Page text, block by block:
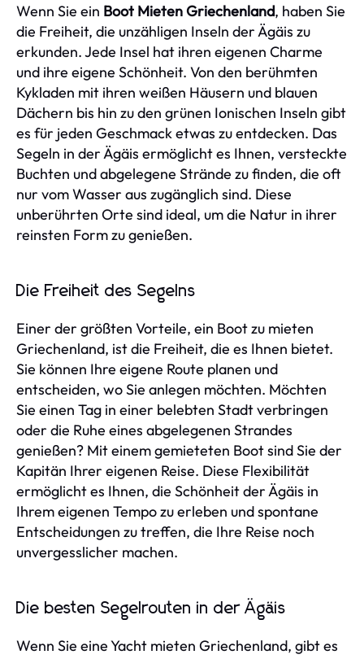
Wenn Sie ein Boot Mieten Griechenland, haben Sie
die Freiheit, die unzähligen Inseln der Ägäis zu
erkunden. Jede Insel hat ihren eigenen Charme
und ihre eigene Schönheit. Von den berühmten
Kykladen mit ihren weißen Häusern und blauen
Dächern bis hin zu den grünen Ionischen Inseln gibt
es für jeden Geschmack etwas zu entdecken. Das
Segeln in der Ägäis ermöglicht es Ihnen, versteckte
Buchten und abgelegene Strände zu finden, die oft
nur vom Wasser aus zugänglich sind. Diese
unberührten Orte sind ideal, um die Natur in ihrer
reinsten Form zu genießen.
Die Freiheit des Segelns
Einer der größten Vorteile, ein Boot zu mieten
Griechenland, ist die Freiheit, die es Ihnen bietet.
Sie können Ihre eigene Route planen und
entscheiden, wo Sie anlegen möchten. Möchten
Sie einen Tag in einer belebten Stadt verbringen
oder die Ruhe eines abgelegenen Strandes
genießen? Mit einem gemieteten Boot sind Sie der
Kapitän Ihrer eigenen Reise. Diese Flexibilität
ermöglicht es Ihnen, die Schönheit der Ägäis in
Ihrem eigenen Tempo zu erleben und spontane
Entscheidungen zu treffen, die Ihre Reise noch
unvergesslicher machen.
Die besten Segelrouten in der Ägäis
Wenn Sie eine Yacht mieten Griechenland, gibt es